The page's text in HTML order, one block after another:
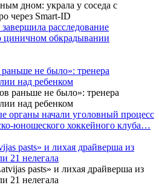
расследование
циничном обкрадывании
не было»: тренера
над ребенком
органы начали уголовный процесс
юношеского хоккейного клуба…
pasts» и лихая драйверша из
21 нелегала